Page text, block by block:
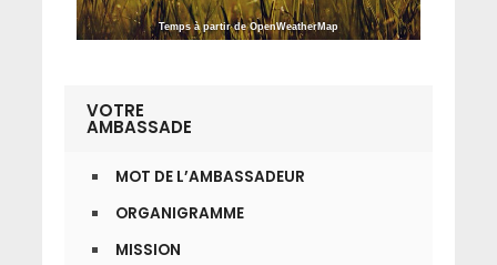
Temps à partir de OpenWeatherMap
VOTRE
AMBASSADE
MOT DE L’AMBASSADEUR
ORGANIGRAMME
MISSION